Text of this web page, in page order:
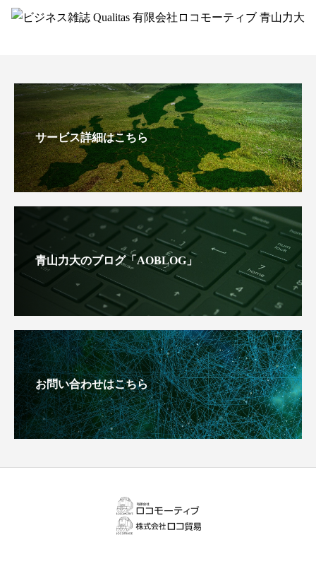
サービス詳細はこちら
青山力大のブログ「AOBLOG」
お問い合わせはこちら